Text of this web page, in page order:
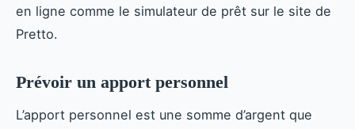
en ligne comme le simulateur de prêt sur le site de
Pretto.
Prévoir un apport personnel
L’apport personnel est une somme d’argent que